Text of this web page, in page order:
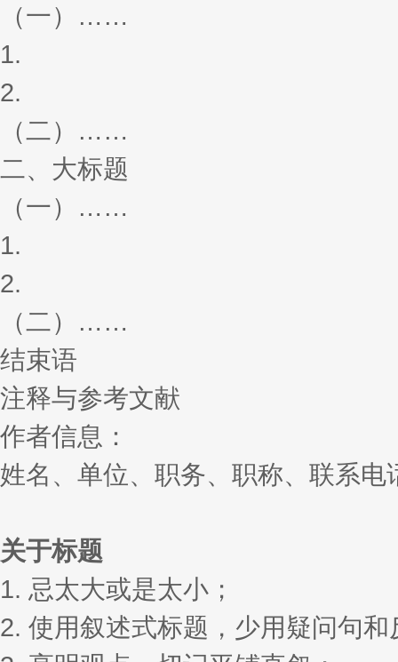
（一）……
1.
2.
（二）……
二、大标题
（一）……
1.
2.
（二）……
结束语
注释与参考文献
作者信息：
姓名、单位、职务、职称、联系
关于标题
1. 忌太大或是太小；
2. 使用叙述式标题，少用疑问句和